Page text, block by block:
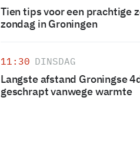
Tien tips voor een prachtige
zondag in Groningen
11:30 DINSDAG
Langste afstand Groningse
geschrapt vanwege warmte